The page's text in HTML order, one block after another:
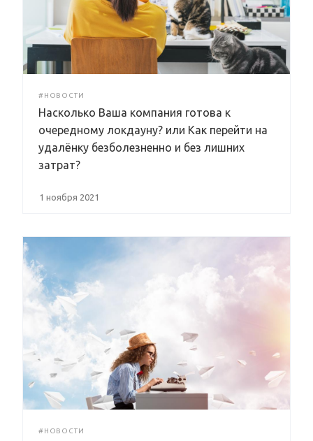
#НОВОСТИ
Насколько Ваша компания готова к
очередному локдауну? или Как перейти на
удалёнку безболезненно и без лишних
затрат?
1 ноября 2021
#НОВОСТИ